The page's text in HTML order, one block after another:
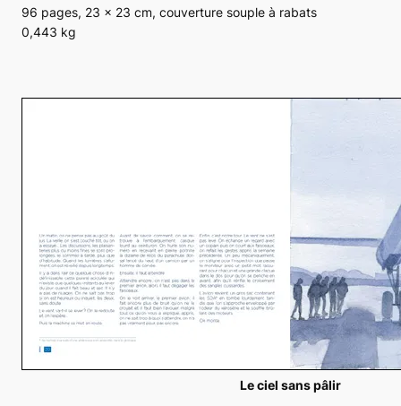
96 pages, 23 x 23 cm, couverture souple à rabats
0,443 kg
Le ciel sans pâlir